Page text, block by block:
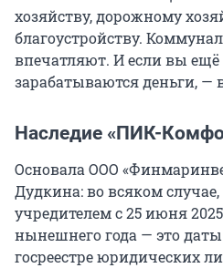
хозяйству, дорожному
благоустройству.
впечатляют. И если вы
зарабатываются деньги, —
Наследие «ПИК-
Основала ООО
Дудкина: во всяком
учредителем с 25 июня
нынешнего года — это
госреестре юридических